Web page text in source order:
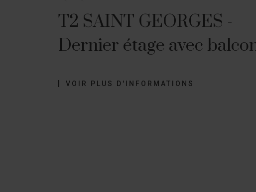
T2 SAINT GEORGES -
Dernier étage avec
VOIR PLUS D'INFORMATIONS